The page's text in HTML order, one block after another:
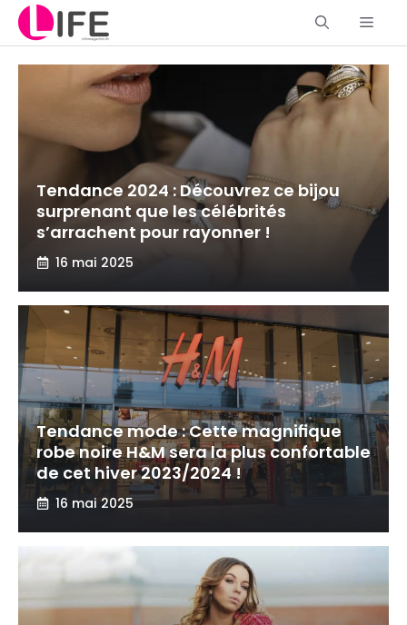
Aller
contenu
Tendance 2024 : Découvrez ce bijou
surprenant que les célébrités
s’arrachent pour rayonner !
16 mai 2025
Tendance mode : Cette magnifique
robe noire H&M sera la plus confortable
de cet hiver 2023/2024 !
16 mai 2025